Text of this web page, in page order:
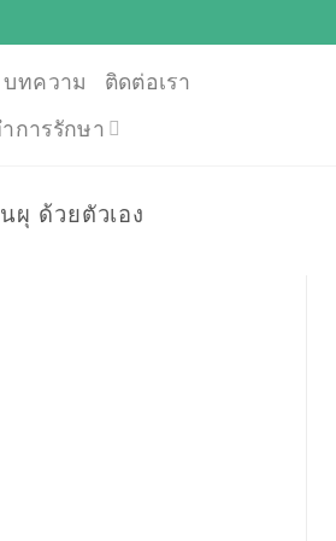
บทความ
ติดต่อเรา
การรักษา
ผุ ด้วยตัวเอง